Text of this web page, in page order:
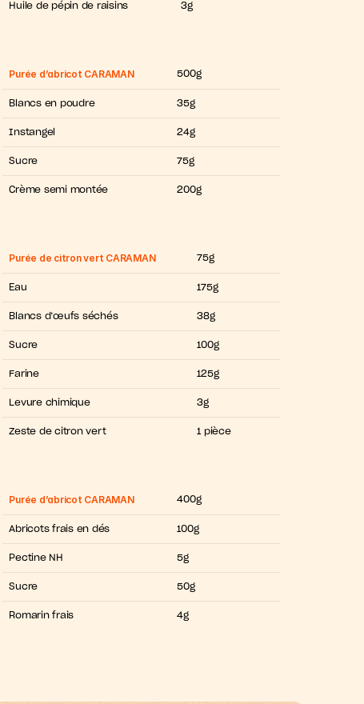
Huile de pépin de raisins 3g
Purée d’abricot CARAMAN 500g
Blancs en poudre 35g
Instangel 24g
Sucre 75g
Crème semi montée 200g
Purée de citron vert CARAMAN 75g
Eau 175g
Blancs d’œufs séchés 38g
Sucre 100g
Farine 125g
Levure chimique 3g
Zeste de citron vert
1 pièce
Purée d’abricot CARAMAN 400g
Abricots frais en dés 100g
Pectine NH 5g
Sucre 50g
Romarin frais 4g